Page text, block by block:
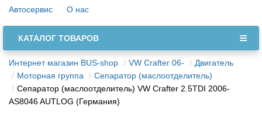
Автосервис
О нас
КАТАЛОГ ТОВАРОВ
Интернет магазин BUS-shop VW Crafter 06-
Двигатель
Моторная группа
Сепаратор (маслоотделитель)
Сепаратор (маслоотделитель) VW Crafter 2.5TDI 2006-
AS8046 AUTLOG (Германия)